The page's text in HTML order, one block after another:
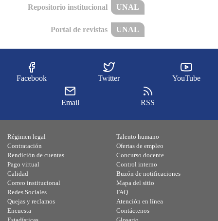
Repositorio institucional UNAL
Portal de revistas UNAL
Facebook Twitter YouTube
Email RSS
Régimen legal
Contratación
Rendición de cuentas
Pago virtual
Calidad
Talento humano
Ofertas de empleo
Concurso docente
Control interno
Buzón de notificaciones
Correo institucional
Redes Sociales
Quejas y reclamos
Encuesta
Mapa del sitio
FAQ
Atención en línea
Contáctenos